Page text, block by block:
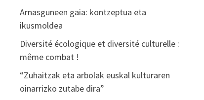
Arnasguneen gaia: kontzeptua eta
ikusmoldea
Diversité écologique et diversité culturelle :
même combat !
“Zuhaitzak eta arbolak euskal kulturaren
oinarrizko zutabe dira”